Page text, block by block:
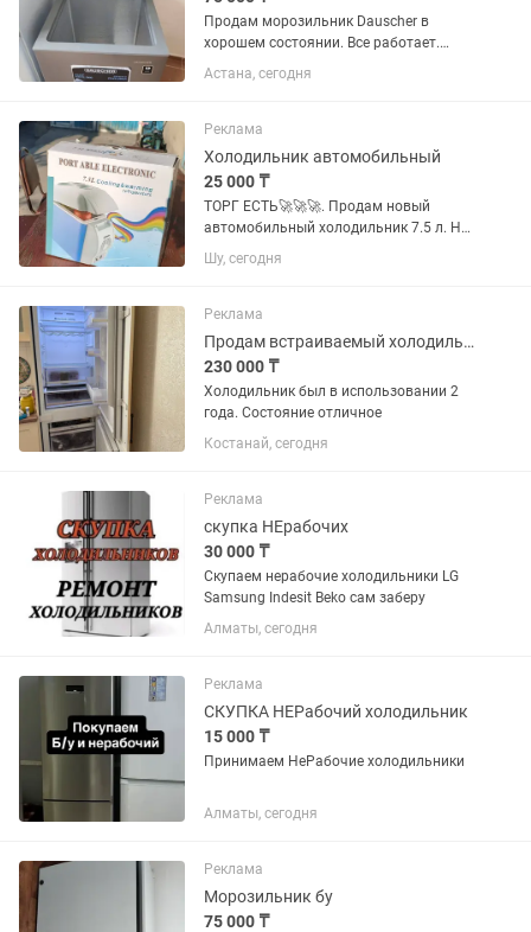
Продам морозильник Dauscher в
хорошем состоянии. Все работает.
Продаю в связи переездом.
Астана, сегодня
Реклама
Холодильник автомобильный
25 000 ₸
ТОРГ ЕСТЬ🚀🚀🚀. Продам новый
автомобильный холодильник 7.5 л. Не
использовался ни разу, полностью
новый. Оснащён функциями
поездок, отдыха, рыбалки, кемпинга и...
Шу, сегодня
Реклама
Продам встраиваемый холодильник
230 000 ₸
Холодильник был в использовании 2
года. Состояние отличное
Костанай, сегодня
Реклама
скупка НЕрабочих
30 000 ₸
Скупаем нерабочие холодильники LG
Samsung Indesit Beko сам заберу
Алматы, сегодня
Реклама
СКУПКА НЕРабочий холодильник
15 000 ₸
Принимаем НеРабочие холодильники
Алматы, сегодня
Реклама
Морозильник бу
75 000 ₸